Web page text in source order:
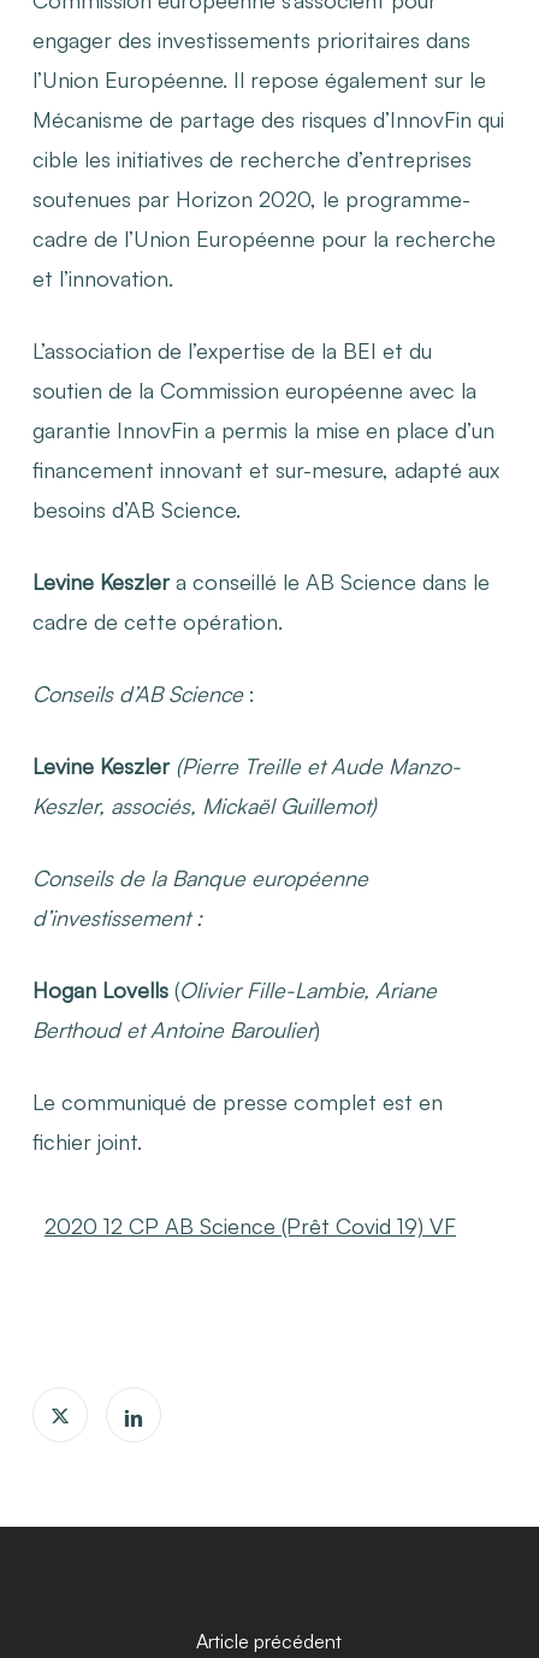
engager des investissements prioritaires dans
l’Union Européenne. Il repose également sur le
Mécanisme de partage des risques d’InnovFin qui
cible les initiatives de recherche d’entreprises
soutenues par Horizon 2020, le programme-
cadre de l’Union Européenne pour la recherche
et l’innovation.
L’association de l’expertise de la BEI et du
soutien de la Commission européenne avec la
garantie InnovFin a permis la mise en place d’un
financement innovant et sur-mesure, adapté aux
besoins d’AB Science.
Levine Keszlera conseillé le AB Science dans le
cadre de cette opération.
Conseilsd’AB Science :
Levine Keszler (Pierre Treille et Aude Manzo-
Keszler, associés, Mickaël Guillemot)
Conseils de la Banque européenne
d’investissement :
Hogan Lovells (Olivier Fille-Lambie, Ariane
Berthoud et Antoine Baroulier)
Le communiqué de presse complet est en
fichier joint.
2020 12 CP AB Science (Prêt Covid 19) VF
Article précédent